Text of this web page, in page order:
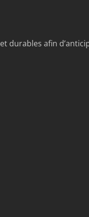
durables afin